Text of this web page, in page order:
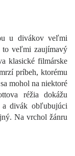
u divákov veľmi
to veľmi zaujímavý
klasické filmárske
príbeh, ktorému
mohol na niektoré
réžia dokážu
a divák obľubujúci
Na vrchol žánru